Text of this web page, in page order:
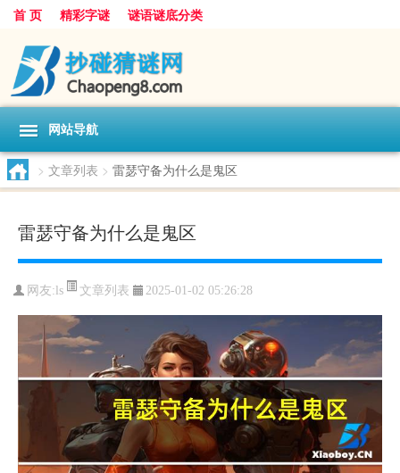
首 页 精彩字谜 谜语谜底分类
网站导航
> 文章列表 > 雷瑟守备为什么是鬼区
雷瑟守备为什么是鬼区
网友: ls 文章列表 2025-01-02 05:26:28